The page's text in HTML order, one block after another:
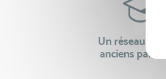
Un réseau de
anciens